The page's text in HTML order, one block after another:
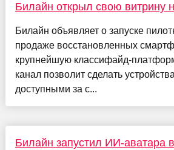
Билайн открыл свою витрину
Билайн объявляет о запуске
продаже восстановленных
крупнейшую классифайд-
канал позволит сделать
доступными за с...
Билайн запустил ИИ-аватара